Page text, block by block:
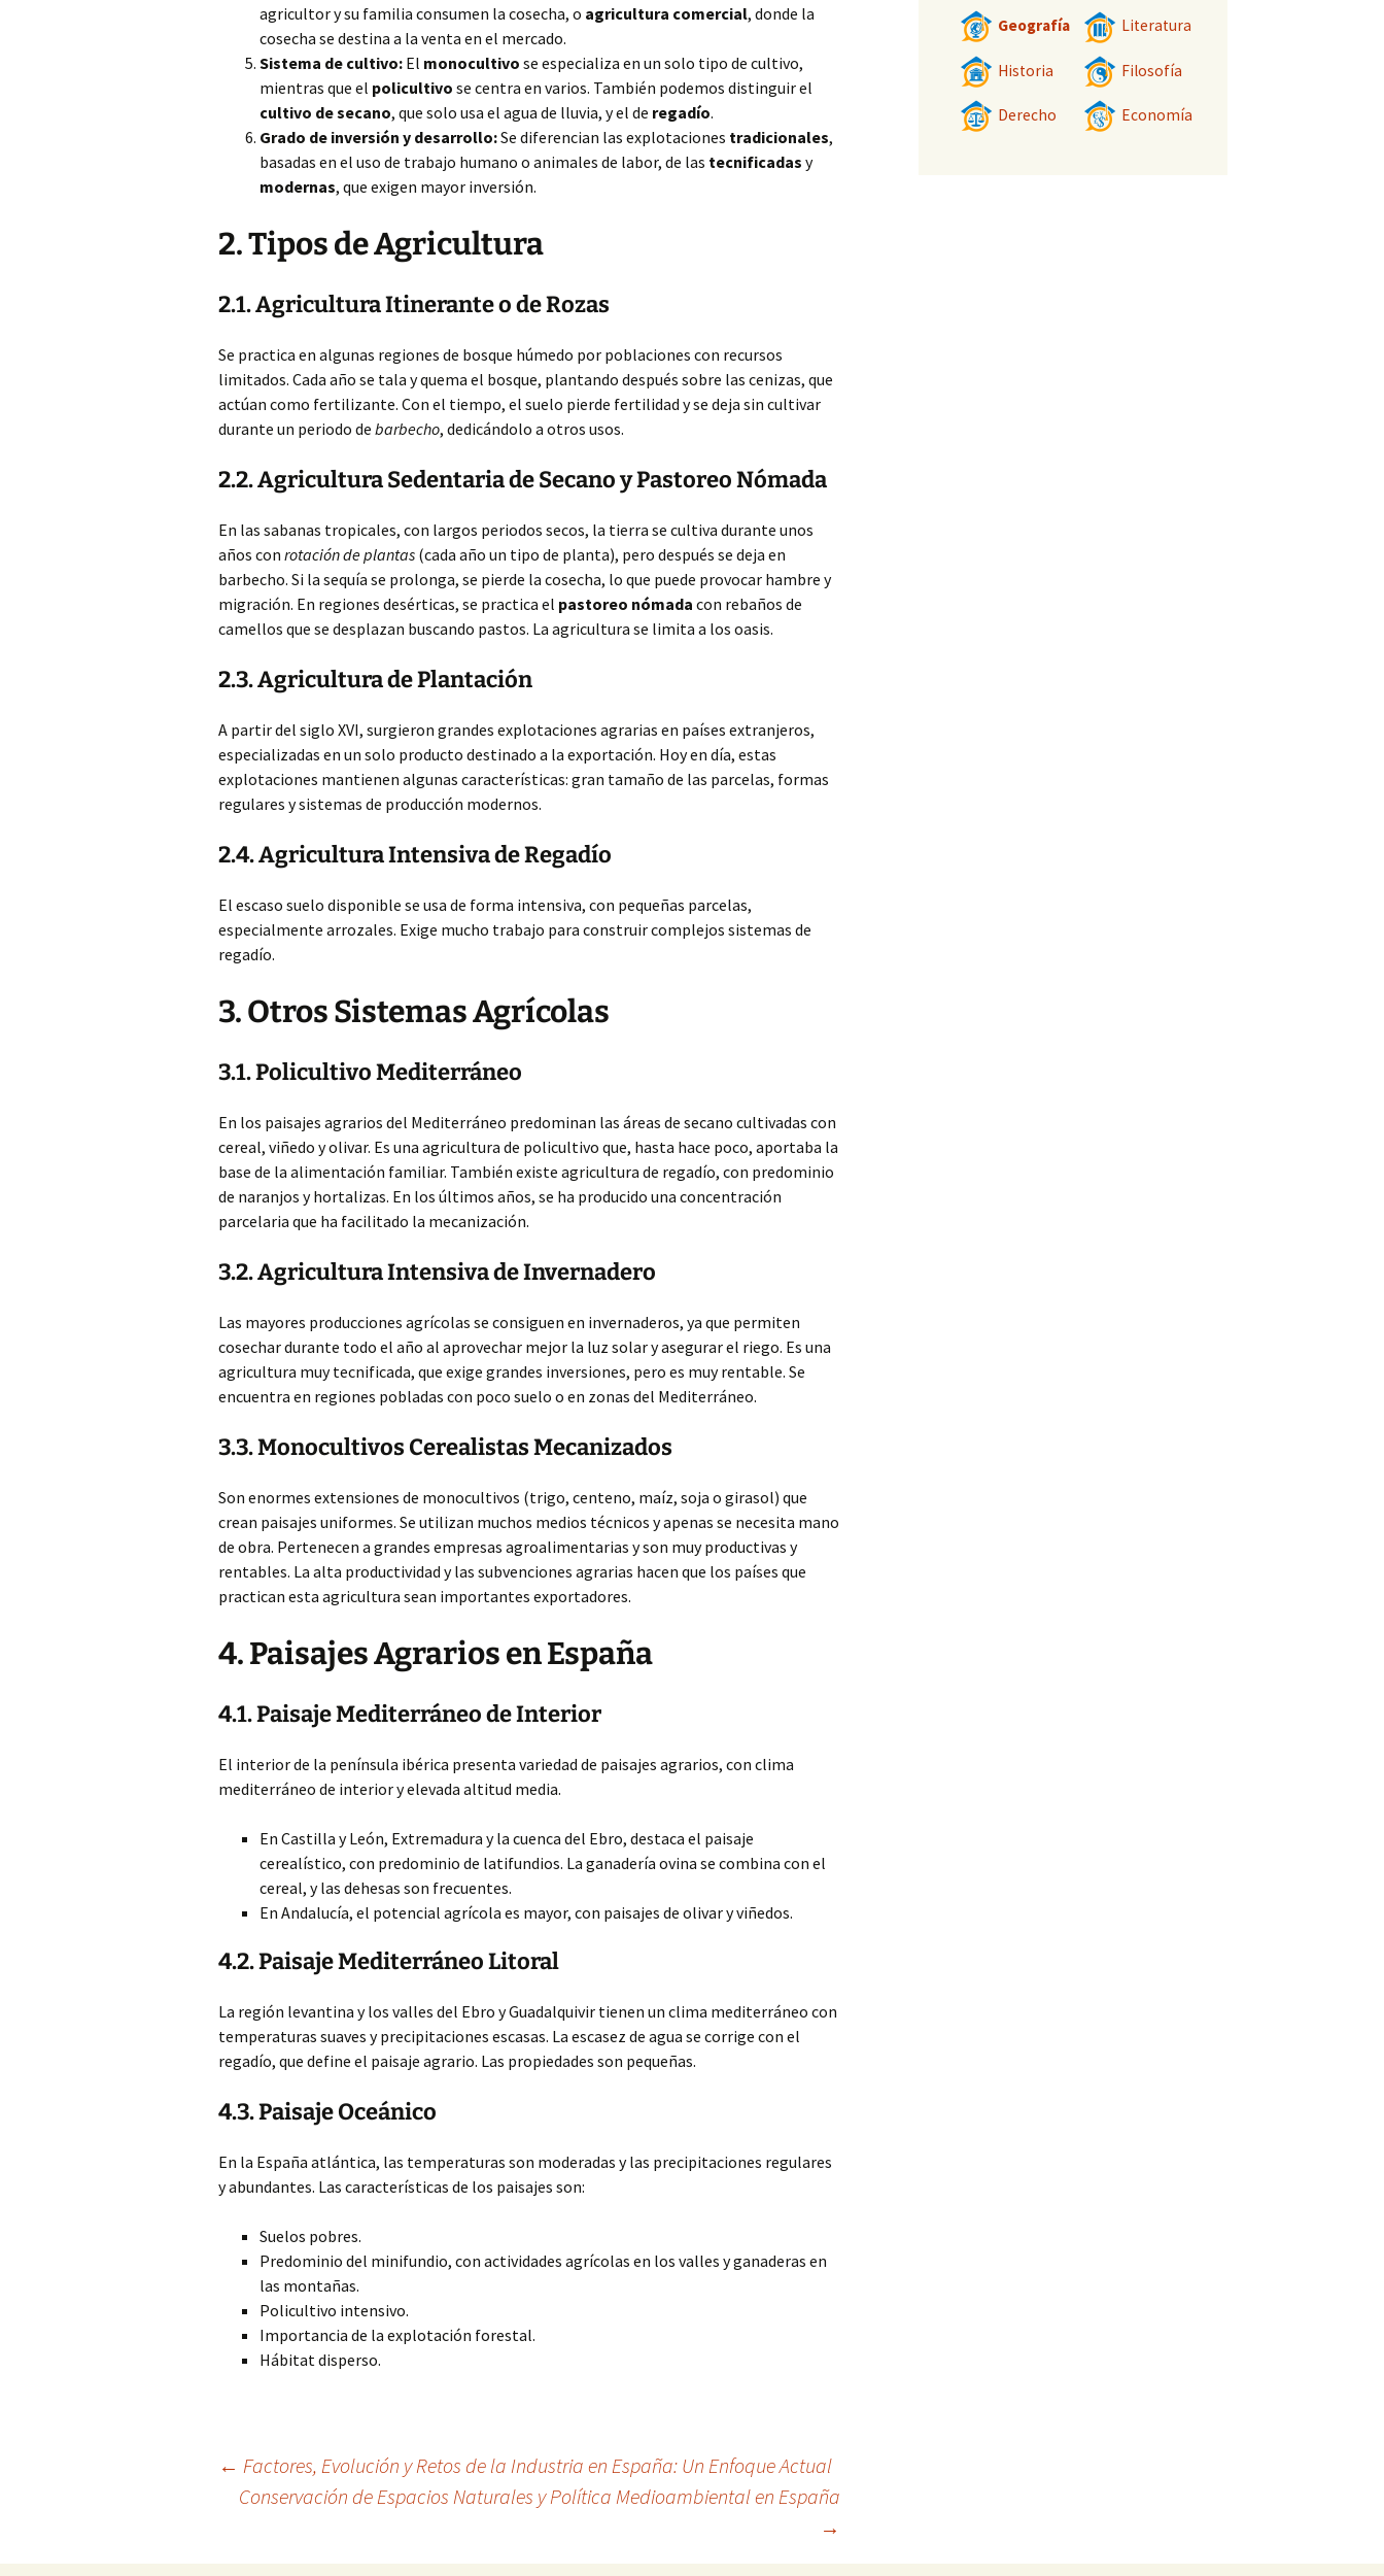
agricultor y su familia consumen la cosecha, o agricultura comercial, donde la
cosecha se destina a la venta en el mercado.
Sistema de cultivo: El monocultivo se especializa en un solo tipo de cultivo,
mientras que el policultivo se centra en varios. También podemos distinguir el
cultivo de secano, que solo usa el agua de lluvia, y el de regadío.
Grado de inversión y desarrollo:Se diferencian las explotaciones tradicionales,
basadas en el uso de trabajo humano o animales de labor, de las tecnificadas y
modernas, que exigen mayor inversión.
2. Tipos de Agricultura
2.1. Agricultura Itinerante o de Rozas
Se practica en algunas regiones de bosque húmedo por poblaciones con recursos
limitados. Cada año se tala y quema el bosque, plantando después sobre las cenizas, que
actúan como fertilizante. Con el tiempo, el suelo pierde fertilidad y se deja sin cultivar
durante un periodo de barbecho, dedicándolo a otros usos.
2.2. Agricultura Sedentaria de Secano y Pastoreo Nómada
En las sabanas tropicales, con largos periodos secos, la tierra se cultiva durante unos
años con rotación de plantas (cada año un tipo de planta), pero después se deja en
barbecho. Si la sequía se prolonga, se pierde la cosecha, lo que puede provocar hambre y
migración. En regiones desérticas, se practica el pastoreo nómada con rebaños de
camellos que se desplazan buscando pastos. La agricultura se limita a los oasis.
2.3. Agricultura de Plantación
A partir del siglo XVI, surgieron grandes explotaciones agrarias en países extranjeros,
especializadas en un solo producto destinado a la exportación. Hoy en día, estas
explotaciones mantienen algunas características: gran tamaño de las parcelas, formas
regulares y sistemas de producción modernos.
2.4. Agricultura Intensiva de Regadío
El escaso suelo disponible se usa de forma intensiva, con pequeñas parcelas,
especialmente arrozales. Exige mucho trabajo para construir complejos sistemas de
regadío.
3. Otros Sistemas Agrícolas
3.1. Policultivo Mediterráneo
En los paisajes agrarios del Mediterráneo predominan las áreas de secano cultivadas con
cereal, viñedo y olivar. Es una agricultura de policultivo que, hasta hace poco, aportaba la
base de la alimentación familiar. También existe agricultura de regadío, con predominio
de naranjos y hortalizas. En los últimos años, se ha producido una concentración
parcelaria que ha facilitado la mecanización.
3.2. Agricultura Intensiva de Invernadero
Las mayores producciones agrícolas se consiguen en invernaderos, ya que permiten
cosechar durante todo el año al aprovechar mejor la luz solar y asegurar el riego. Es una
agricultura muy tecnificada, que exige grandes inversiones, pero es muy rentable. Se
encuentra en regiones pobladas con poco suelo o en zonas del Mediterráneo.
3.3. Monocultivos Cerealistas Mecanizados
Son enormes extensiones de monocultivos (trigo, centeno, maíz, soja o girasol) que
crean paisajes uniformes. Se utilizan muchos medios técnicos y apenas se necesita mano
de obra. Pertenecen a grandes empresas agroalimentarias y son muy productivas y
rentables. La alta productividad y las subvenciones agrarias hacen que los países que
practican esta agricultura sean importantes exportadores.
4. Paisajes Agrarios en España
4.1. Paisaje Mediterráneo de Interior
El interior de la península ibérica presenta variedad de paisajes agrarios, con clima
mediterráneo de interior y elevada altitud media.
En Castilla y León, Extremadura y la cuenca del Ebro, destaca el paisaje
cerealístico, con predominio de latifundios. La ganadería ovina se combina con el
cereal, y las dehesas son frecuentes.
En Andalucía, el potencial agrícola es mayor, con paisajes de olivar y viñedos.
4.2. Paisaje Mediterráneo Litoral
La región levantina y los valles del Ebro y Guadalquivir tienen un clima mediterráneo con
temperaturas suaves y precipitaciones escasas. La escasez de agua se corrige con el
regadío, que define el paisaje agrario. Las propiedades son pequeñas.
4.3. Paisaje Oceánico
En la España atlántica, las temperaturas son moderadas y las precipitaciones regulares
y abundantes. Las características de los paisajes son:
Suelos pobres.
Predominio del minifundio, con actividades agrícolas en los valles y ganaderas en
las montañas.
Policultivo intensivo.
Importancia de la explotación forestal.
Hábitat disperso.
Navegación
← Factores, Evolución y Retos de la Industria en España: Un Enfoque Actual
Conservación de Espacios Naturales y Política Medioambiental en España
→
Geografía Literatura
Historia Filosofía
Derecho Economía